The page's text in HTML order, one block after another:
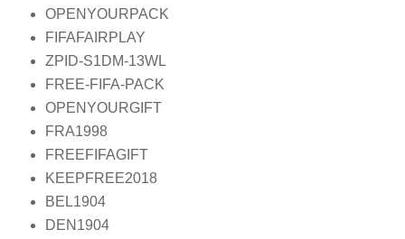
OPENYOURPACK
FIFAFAIRPLAY
ZPID-S1DM-13WL
FREE-FIFA-PACK
OPENYOURGIFT
FRA1998
FREEFIFAGIFT
KEEPFREE2018
BEL1904
DEN1904